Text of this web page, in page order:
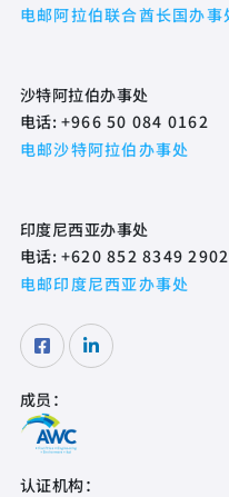
电邮阿拉伯联合酋长国办事
沙特阿拉伯办事处
电话: +966 50 084 0162
电邮沙特阿拉伯办事处
印度尼西亚办事处
电话: +620 852 8349 2902
电邮印度尼西亚办事处
成员：
认证机构：